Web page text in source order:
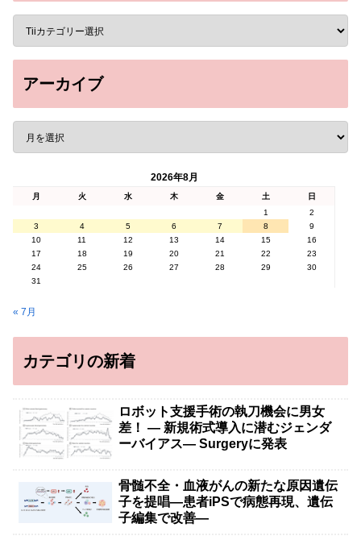
アーカイブ
2026年8月
月 火 水 木 金 土
日
1
2
3
4 5 6 7 8
9
10
11 12 13 14 15
16
17
18 19 20 21 22
23
24
25 26 27 28 29
30
31
« 7月
カテゴリの新着
ロボット支援手術の執刀機会に男女
差！ — 新規術式導入に潜むジェンダ
ーバイアス— Surgeryに発表
骨髄不全・血液がんの新たな原因遺伝
子を提唱―患者iPSで病態再現、遺伝
子編集で改善―